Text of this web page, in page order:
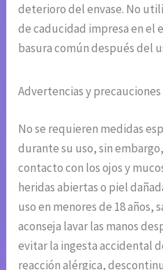
deterioro del envase. No
de caducidad impresa en el
basura común después del
Advertencias y precauciones
No se requieren medidas
durante su uso, sin
contacto con los ojos y
heridas abiertas o piel
uso en menores de 18 años,
aconseja lavar las manos
evitar la ingesta accidental
reacción alérgica,